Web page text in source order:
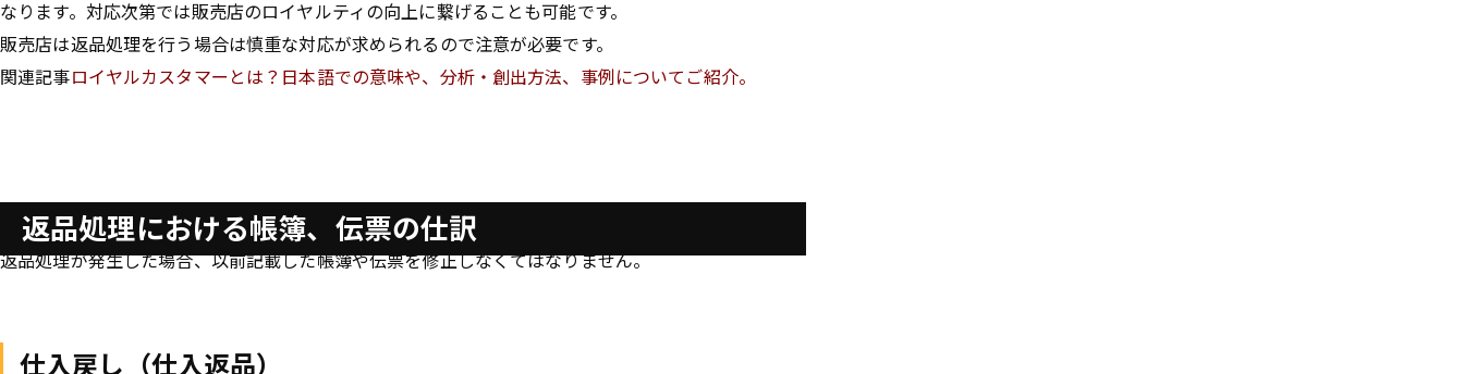
なります。対応次第では販売店のロイヤルティの向上に繋げることも可能です。
販売店は返品処理を行う場合は慎重な対応が求められるので注意が必要です。
関連記事ロイヤルカスタマーとは？日本語での意味や、分析・創出方法、事例についてご紹介。
返品処理における帳簿、伝票の仕訳
返品処理が発生した場合、以前記載した帳簿や伝票を修正しなくてはなりません。
仕入戻し（仕入返品）